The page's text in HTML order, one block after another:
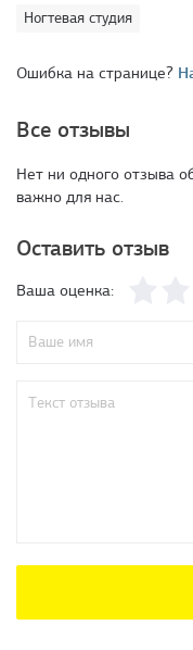
Ногтевая студия
Ошибка на странице?
Все отзывы
Нет ни одного отзыва
важно для нас.
Оставить отзыв
Ваша оценка: